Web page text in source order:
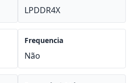
LPDDR4X
Frequencia
Não